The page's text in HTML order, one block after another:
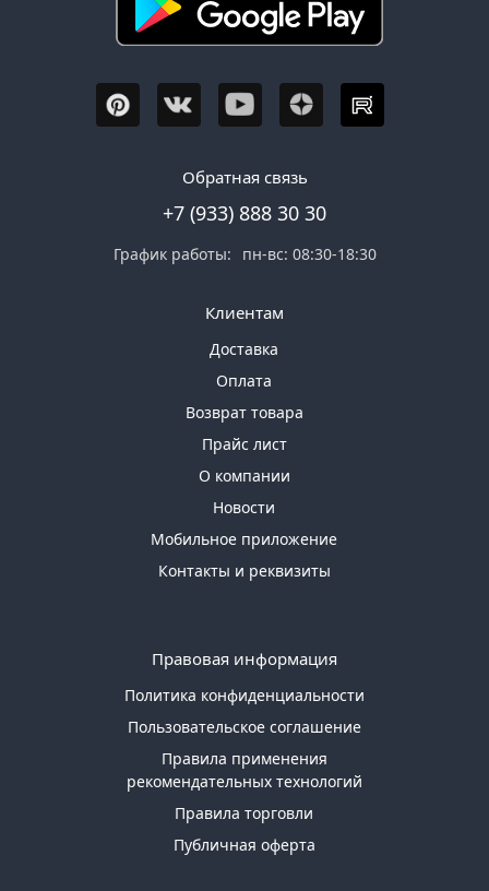
Обратная связь
+7 (933) 888 30 30
График работы: пн-вс: 08:30-18:30
Клиентам
Доставка
Оплата
Возврат товара
Прайс лист
О компании
Новости
Мобильное приложение
Контакты и реквизиты
Правовая информация
Политика конфиденциальности
Пользовательское соглашение
Правила применения
рекомендательных технологий
Правила торговли
Публичная оферта